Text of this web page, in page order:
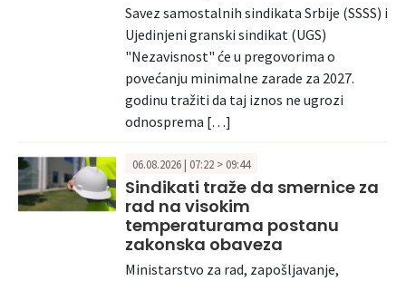
Savez samostalnih sindikata Srbije (SSSS) i
Ujedinjeni granski sindikat (UGS)
"Nezavisnost" će u pregovorima o
povećanju minimalne zarade za 2027.
godinu tražiti da taj iznos ne ugrozi
odnosprema […]
06.08.2026 | 07:22 > 09:44
Sindikati traže da smernice za
rad na visokim
temperaturama postanu
zakonska obaveza
Ministarstvo za rad, zapošljavanje,